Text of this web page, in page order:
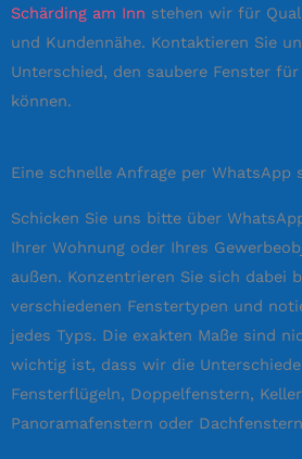
Schärding am Inn stehen wir für
und Kundennähe. Kontaktieren Sie
Unterschied, den saubere Fenster
können.
Eine schnelle Anfrage per WhatsApp
Schicken Sie uns bitte über
Ihrer Wohnung oder Ihres
außen. Konzentrieren Sie sich dabei
verschiedenen Fenstertypen und
jedes Typs. Die exakten Maße sind
wichtig ist, dass wir die
Fensterflügeln, Doppelfenstern,
Panoramafenstern oder